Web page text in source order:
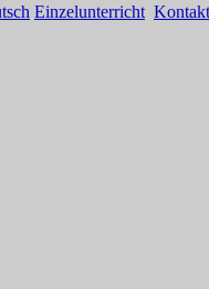
Einzelunterricht Kontakt